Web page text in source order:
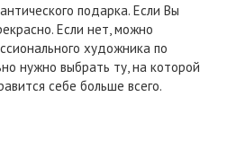
подарка. Если Вы
Если нет, можно
художника по
нужно выбрать ту, на которой
себе больше всего.